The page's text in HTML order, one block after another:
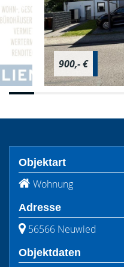
900,- €
Objektart
Wohnung
Adresse
56566 Neuwied
Objektdaten